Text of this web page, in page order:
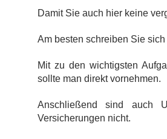
Damit Sie auch hier keine
Am besten schreiben Sie
Mit zu den wichtigsten
sollte man direkt vornehmen.
Anschließend sind auch
Versicherungen nicht.